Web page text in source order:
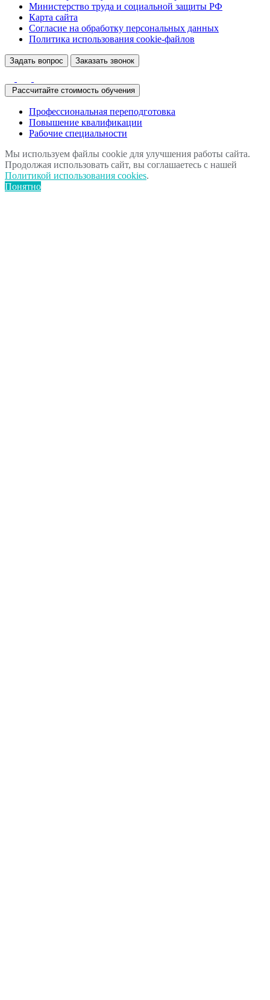
Министерство труда и социальной защиты РФ
Карта сайта
Согласие на обработку персональных данных
Политика использования сookie-файлов
Задать вопрос Заказать звонок
Рассчитайте стоимость обучения
Профессиональная переподготовка
Повышение квалификации
Рабочие специальности
Мы используем файлы cookie для улучшения работы сайта.
Продолжая использовать сайт, вы соглашаетесь с нашей
Политикой использования cookies.
Понятно